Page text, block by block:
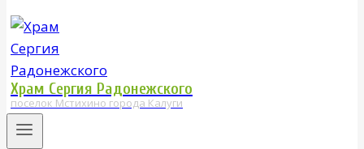
Храм Сергия Радонежского
поселок Мстихино города Калуги